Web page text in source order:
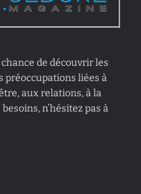
de découvrir les
préoccupations liées à
aux relations, à la
n’hésitez pas à